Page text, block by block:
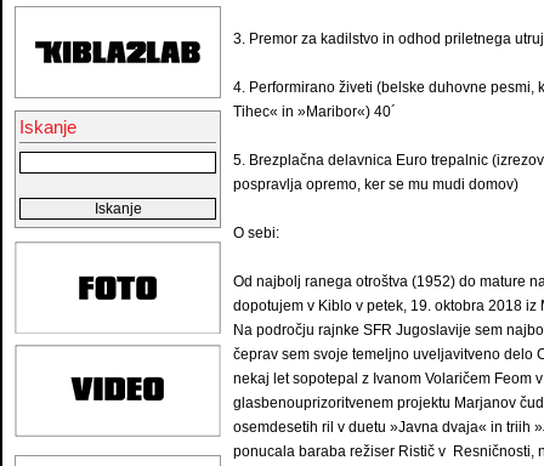
Iskanje
3. Premor za kadilstvo in odhod priletnega
4. Performirano živeti (belske duhovne
Tihec« in »Maribor«) 40´
5. Brezplačna delavnica Euro trepalnic
pospravlja opremo, ker se mu mudi domov)
O sebi:
Od najbolj ranega otroštva (1952) do mature
dopotujem v Kiblo v petek, 19. oktobra 2018
Na področju rajnke SFR Jugoslavije sem
čeprav sem svoje temeljno uveljavitveno delo
nekaj let sopotepal z Ivanom Volaričem Feom
glasbenouprizoritvenem projektu Marjanov
osemdesetih ril v duetu »Javna dvaja« in triih
ponucala baraba režiser Ristič v Resničnosti,